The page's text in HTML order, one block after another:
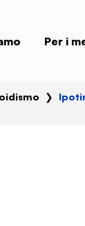
Per i
❯